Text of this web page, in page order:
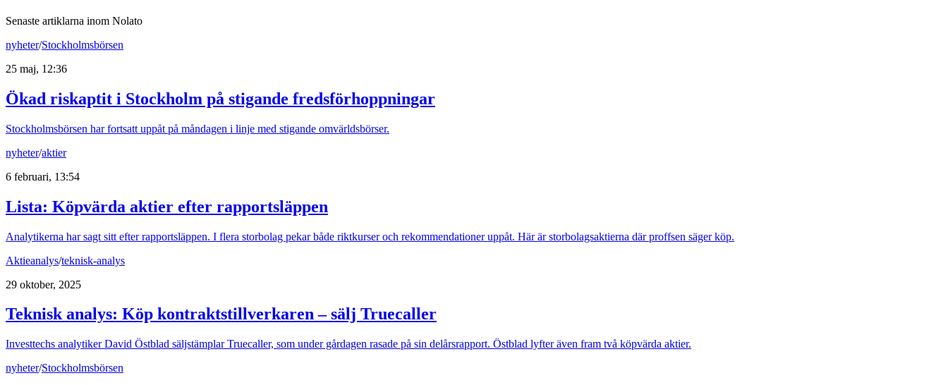
Senaste artiklarna inom Nolato
nyheter/Stockholmsbörsen
25 maj, 12:36
Ökad riskaptit i Stockholm på stigande fredsförhoppningar
Stockholmsbörsen har fortsatt uppåt på måndagen i linje med stigande omvärldsbörser.
nyheter/aktier
6 februari, 13:54
Lista: Köpvärda aktier efter rapportsläppen
Analytikerna har sagt sitt efter rapportsläppen. I flera storbolag pekar både riktkurser och rekommendationer uppåt. Här är storbolagsaktierna där proffsen säger köp.
Aktieanalys/teknisk-analys
29 oktober, 2025
Teknisk analys: Köp kontraktstillverkaren – sälj Truecaller
Investtechs analytiker David Östblad säljstämplar Truecaller, som under gårdagen rasade på sin delårsrapport. Östblad lyfter även fram två köpvärda aktier.
nyheter/Stockholmsbörsen